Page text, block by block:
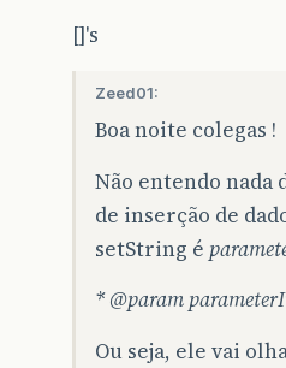
[]'s
Zeed01:
Boa noite colegas !
Não entendo nada
de inserção de
setString é
*@param
Ou seja, ele vai